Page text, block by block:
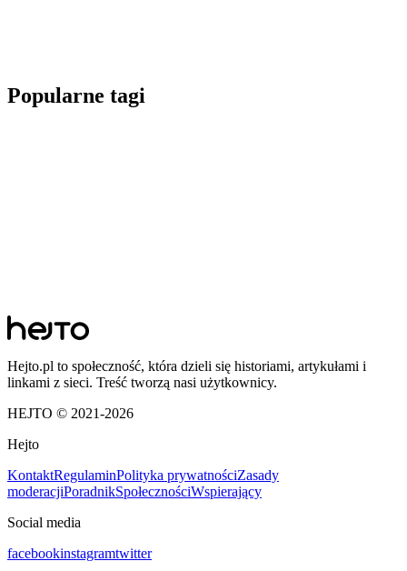
Popularne tagi
Hejto.pl to społeczność, która dzieli się historiami, artykułami i
linkami z sieci. Treść tworzą nasi użytkownicy.
HEJTO © 2021-2026
Hejto
KontaktRegulaminPolityka prywatnościZasady
moderacjiPoradnikSpołecznościWspierający
Social media
facebookinstagramtwitter